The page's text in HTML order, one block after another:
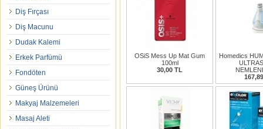
Diş Fırçası
Diş Macunu
Dudak Kalemi
Erkek Parfümü
Fondöten
Güneş Ürünü
Makyaj Malzemeleri
Masaj Aleti
OSiS Mess Up Mat Gum
100ml
30,00 TL
Homedics